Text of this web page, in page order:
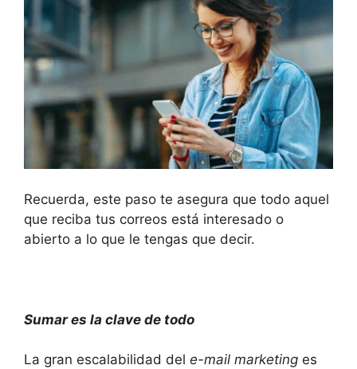
Recuerda, este paso te asegura que todo aquel
que reciba tus correos está interesado o
abierto a lo que le tengas que decir.
Sumar es la clave de todo
La gran escalabilidad del e-mail marketing es